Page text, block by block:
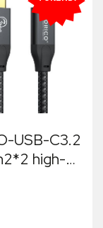
USB-C3.2
high-